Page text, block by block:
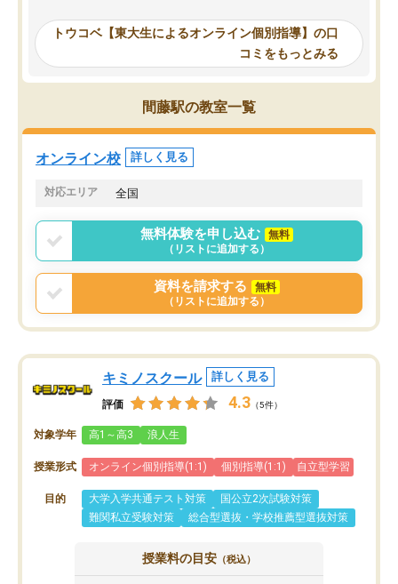
ーティングを行い、その講師で良いか
見てから講師を決定する事ができま
す。
うちの子は、初回面談の講師の方で決
オンラインツールを使用した単語帳の
共有があり宿題もそちらで出される形
でした。
言う事で講師変更の申し出があり、あ
まりに短期での変更だった為、塾に通
う事にして退会しました。遅れも取り
戻せ、授業内容や講師の方は良かった
と思います。
いなのがあり(有料)、受
ことをどんなスケジュー
くか相談したのですが、
ち期待したものではなく
くなってきたようなので
トウコベ【東大生によるオンライン個別指導】の口
コミをもっとみる
間藤駅の教室一覧
オンライン校 詳しく見る
対応エリア 全国
無料体験を申し込む
無料
（リストに追加する）
資料を請求する
無料
（リストに追加する）
キミノスクール 詳しく見る
評価 4.3 （5件）
対象学年 高1～高3 浪人生
授業形式 オンライン個別指導(1:1) 個別指導(1:1) 自立型学習
目的 大学入学共通テスト対策
国公立2次試験対策
難関私立受験対策
総合型選抜・学校推薦型選抜対策
授業料の目安 （税込）